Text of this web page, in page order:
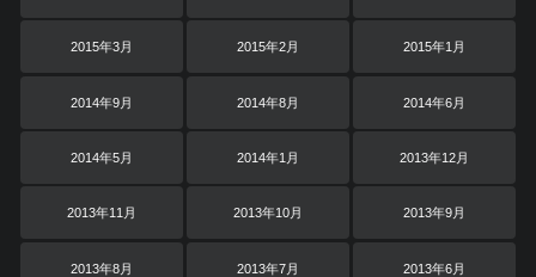
2015年3月 2015年2月 2015年1月
2014年9月 2014年8月 2014年6月
2014年5月 2014年1月 2013年12月
2013年11月 2013年10月 2013年9月
2013年8月 2013年7月 2013年6月